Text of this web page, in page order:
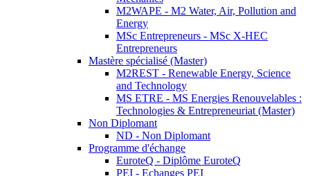
M2WAPE - M2 Water, Air, Pollution and
Energy
MSc Entrepreneurs - MSc X-HEC
Entrepreneurs
Mastère spécialisé (Master)
M2REST - Renewable Energy, Science
and Technology
MS ETRE - MS Energies Renouvelables :
Technologies & Entrepreneuriat (Master)
Non Diplomant
ND - Non Diplomant
Programme d'échange
EuroteQ - Diplôme EuroteQ
PEI - Echanges PEI